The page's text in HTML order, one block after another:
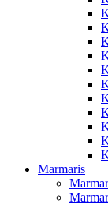
Marmaris